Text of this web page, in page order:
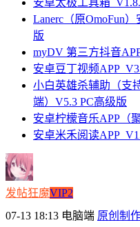
Lanerc（原OmoFun
版
myDV 第三方抖音
安卓豆丁视频
小白英雄杀辅助（支
端）V5.3 PC高级版
安卓柠檬音乐APP（
安卓米禾阅读
发帖狂魔VIP2
07-13 18:13 电脑端 原创制